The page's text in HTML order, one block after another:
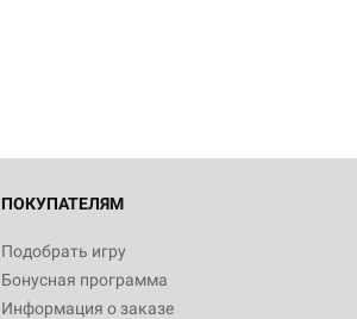
ПОКУПАТЕЛЯМ
Подобрать игру
Бонусная программа
Информация о заказе